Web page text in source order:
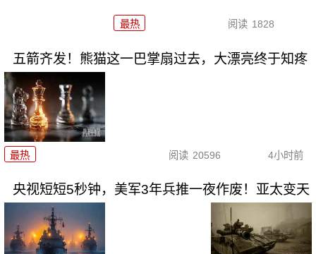
最热 阅读 1828
五箭齐发！熊猫这一巴掌扇过去，大漂亮终于知疼
最热 阅读 20596 4小时前
央视短短5秒钟，美军3年兵推一夜作废！亚太变天